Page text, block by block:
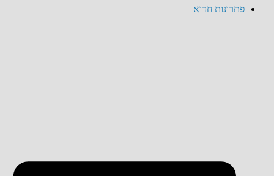
פתרונות חדוא